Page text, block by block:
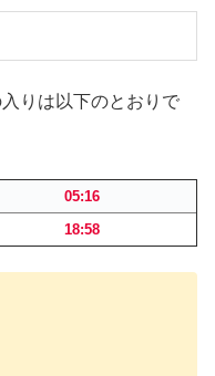
りは以下のとおりで
05:16
18:58